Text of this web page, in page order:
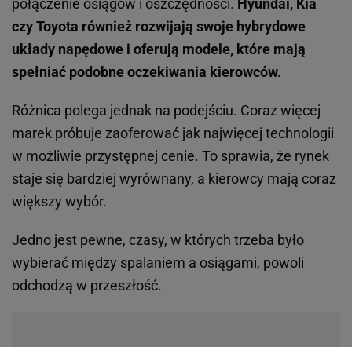
czy Toyota również rozwijają swoje hybrydowe
układy napędowe i oferują modele, które mają
spełniać podobne oczekiwania kierowców.
Różnica polega jednak na podejściu. Coraz więcej
marek próbuje zaoferować jak najwięcej technologii
w możliwie przystępnej cenie. To sprawia, że rynek
staje się bardziej wyrównany, a kierowcy mają coraz
większy wybór.
Jedno jest pewne, czasy, w których trzeba było
wybierać między spalaniem a osiągami, powoli
odchodzą w przeszłość.